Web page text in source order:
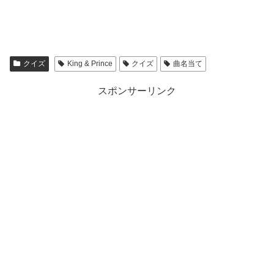
クイズ King & Prince クイズ 曲名当て
スポンサーリンク